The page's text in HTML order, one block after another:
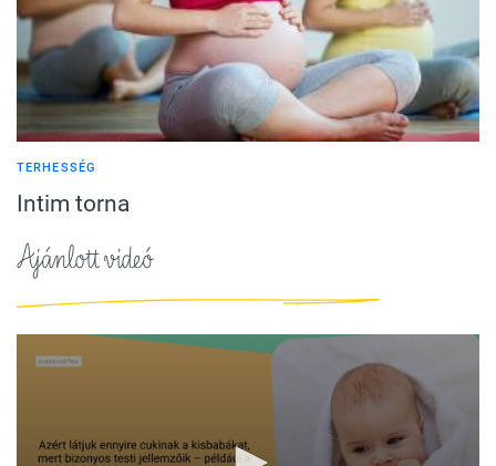
TERHESSÉG
Intim torna
Ajánlott videó